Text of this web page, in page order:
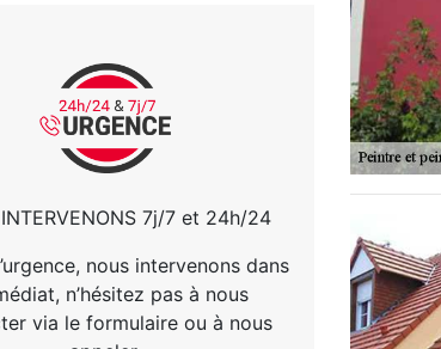
7j/7 et 24h/24
nous intervenons dans
n’hésitez pas à nous
via le formulaire ou à nous